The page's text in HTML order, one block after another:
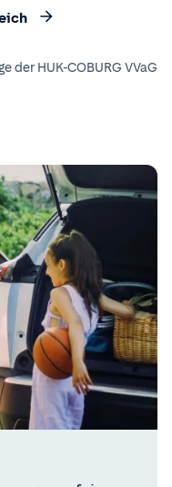
der HUK-COBURG VVaG